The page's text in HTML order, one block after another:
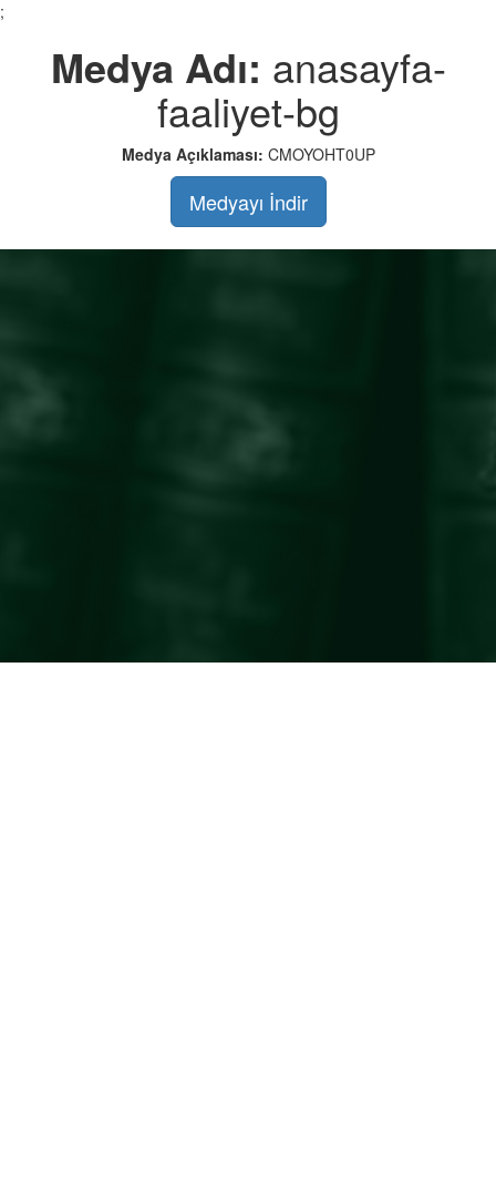
;
Medya Adı: anasayfa-
faaliyet-bg
Medya Açıklaması: CMOYOHT0UP
Medyayı İndir